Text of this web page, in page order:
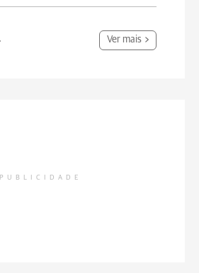
Ver mais
PUBLICIDADE